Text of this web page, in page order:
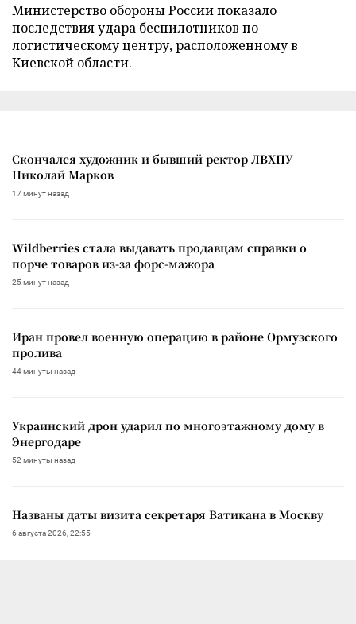
Министерство обороны России показало
последствия удара беспилотников по
логистическому центру, расположенному в
Киевской области.
Скончался художник и бывший ректор ЛВХПУ
Николай Марков
17 минут назад
Wildberries стала выдавать продавцам справки о
порче товаров из-за форс-мажора
25 минут назад
Иран провел военную операцию в районе Ормузского
пролива
44 минуты назад
Украинский дрон ударил по многоэтажному дому в
Энергодаре
52 минуты назад
Названы даты визита секретаря Ватикана в Москву
6 августа 2026, 22:55